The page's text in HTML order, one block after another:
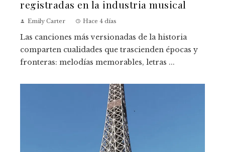
registradas en la industria musical
Emily Carter Hace 4 días
Las canciones más versionadas de la historia
comparten cualidades que trascienden épocas y
fronteras: melodías memorables, letras ...